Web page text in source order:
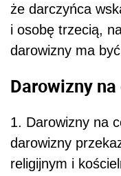
że darczyńca
i osobę trzecią,
darowizny ma
Darowizny
1. Darowizny na
darowizny
religijnym i